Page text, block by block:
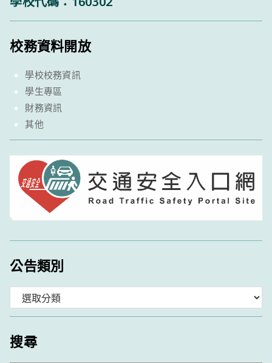
校務資料開放
學校校務資訊
學生專區
財務資訊
其他
公告類別
類
搜尋